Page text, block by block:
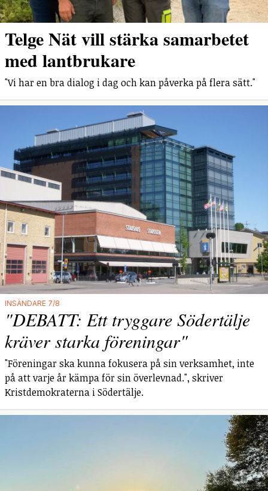
Telge Nät vill stärka samarbetet
med lantbrukare
"Vi har en bra dialog i dag och kan påverka på flera sätt."
INSÄNDARE 7/8
"DEBATT: Ett tryggare Södertälje
kräver starka föreningar"
"Föreningar ska kunna fokusera på sin verksamhet, inte
på att varje år kämpa för sin överlevnad.", skriver
Kristdemokraterna i Södertälje.